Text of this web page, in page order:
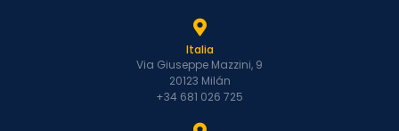
Italia
Via Giuseppe Mazzini, 9
20123 Milán
+34 681 026 725